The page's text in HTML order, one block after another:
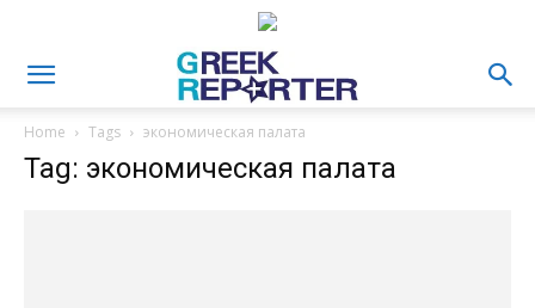
Home Tags экономическая палата
Tag: экономическая палата